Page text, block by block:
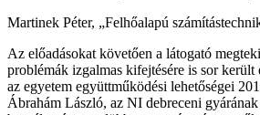
Martinek Péter, „Felhőalapú
Az előadásokat követően a látogató
problémák izgalmas kifejtésére is sor került
az egyetem együttműködési lehetőségei
Ábrahám László, az NI debreceni